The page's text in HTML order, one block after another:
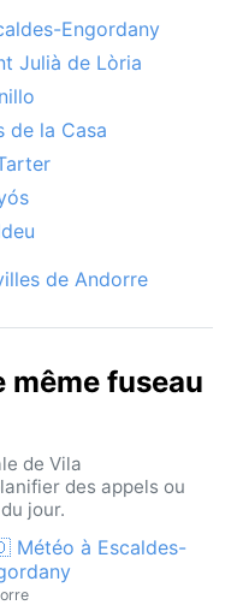
Engordany
Julià de Lòria
de la Casa
de Andorre
même fuseau
de Vila
des appels ou
jour.
à Escaldes-